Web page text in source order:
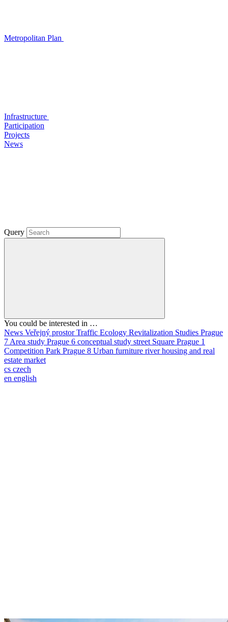
Metropolitan Plan
Infrastructure
Participation
Projects
News
Query
You could be interested in …
News Veřejný prostorTraffic Ecology Revitalization Studies Prague
7 Area study Prague 6 conceptual study street Square Prague 1
Competition Park Prague 8 Urban furniture riverhousing and real
estate market
cs czech
en english